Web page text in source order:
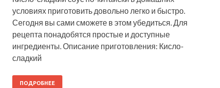
условиях приготовить довольно легко и быстро.
Сегодня вы сами сможете в этом убедиться. Для
рецепта понадобятся простые и доступные
ингредиенты. Описание приготовления: Кисло-
сладкий
ПОДРОБНЕЕ